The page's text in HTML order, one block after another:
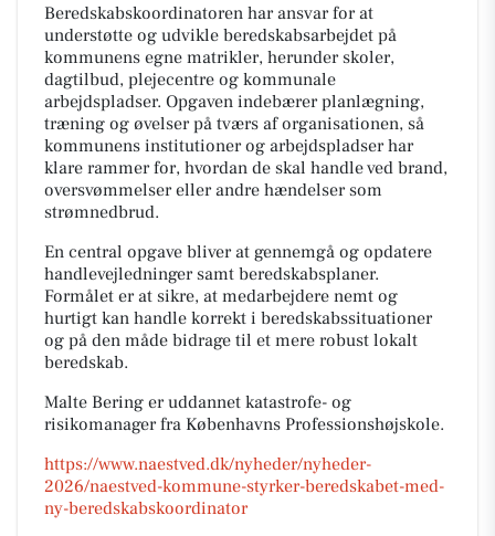
Beredskabskoordinatoren har ansvar for at
understøtte og udvikle beredskabsarbejdet på
kommunens egne matrikler, herunder skoler,
dagtilbud, plejecentre og kommunale
arbejdspladser. Opgaven indebærer planlægning,
træning og øvelser på tværs af organisationen, så
kommunens institutioner og arbejdspladser har
klare rammer for, hvordan de skal handle ved brand,
oversvømmelser eller andre hændelser som
strømnedbrud.
En central opgave bliver at gennemgå og opdatere
handlevejledninger samt beredskabsplaner.
Formålet er at sikre, at medarbejdere nemt og
hurtigt kan handle korrekt i beredskabssituationer
og på den måde bidrage til et mere robust lokalt
beredskab.
Malte Bering er uddannet katastrofe- og
risikomanager fra Københavns Professionshøjskole.
https://www.naestved.dk/nyheder/nyheder-
2026/naestved-kommune-styrker-beredskabet-med-
ny-beredskabskoordinator